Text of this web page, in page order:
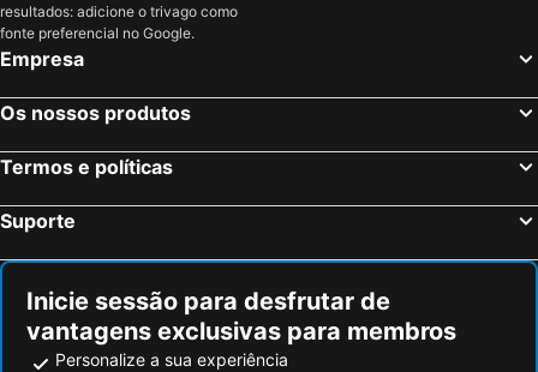
resultados: adicione o trivago como
fonte preferencial no Google.
Empresa
Os nossos produtos
Termos e políticas
Suporte
Inicie sessão para desfrutar de
vantagens exclusivas para membros
Personalize a sua experiência